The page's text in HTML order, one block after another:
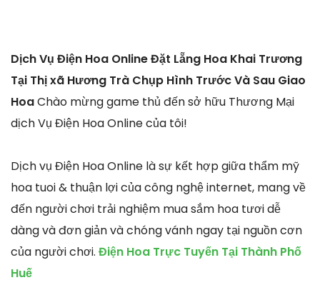
Dịch Vụ Điện Hoa Online Đặt Lẵng Hoa Khai Trương
Tại Thị xã Hương Trà Chụp Hình Trước Và Sau Giao
HoaChào mừng game thủ đến sở hữu Thương Mại
dịch Vụ Điện Hoa Online của tôi!
Dịch vụ Điện Hoa Online là sự kết hợp giữa thẩm mỹ
hoa tuoi & thuận lợi của công nghệ internet, mang về
đến người chơi trải nghiệm mua sắm hoa tươi dễ
dàng và đơn giản và chóng vánh ngay tại nguồn cơn
của người chơi. Điện Hoa Trực Tuyến Tại Thành Phố
Huế